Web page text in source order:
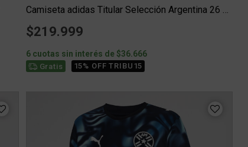
Camiseta adidas Titular Selección Argentina 26 Versión Jugad...
$219.999
6 cuotas sin interés de $36.666
Gratis 15% OFF TRIBU15